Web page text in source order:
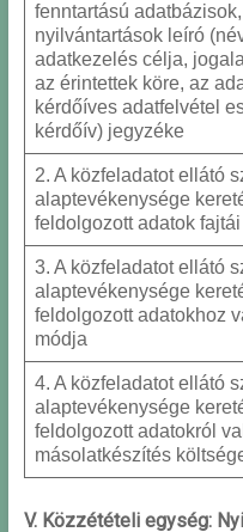
fenntartású
nyilvántartások leíró
adatkezelés célja,
az érintettek köre, az
kérdőíves adatfelvétel
kérdőív) jegyzéke
2. A közfeladatot ellátó
alaptevékenysége
feldolgozott adatok fajtái
3. A közfeladatot ellátó
alaptevékenysége
feldolgozott adatokhoz
módja
4. A közfeladatot ellátó
alaptevékenysége
feldolgozott adatokról
másolatkészítés
V. Közzétételi egység: